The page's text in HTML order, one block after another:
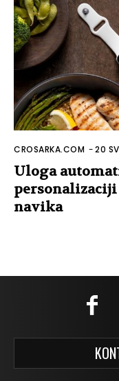
CROSARKA.COM -20
Uloga
navika